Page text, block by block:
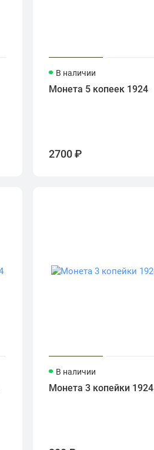
В наличии
Монета 5 копеек 1924
2700 ₽
В наличии
Монета 3 копейки 1924